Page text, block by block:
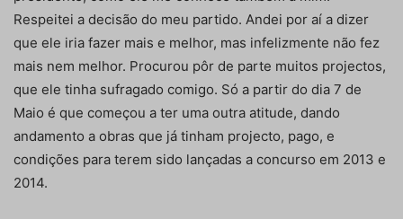
Respeitei a decisão do meu partido. Andei por aí a dizer
que ele iria fazer mais e melhor, mas infelizmente não fez
mais nem melhor. Procurou pôr de parte muitos projectos,
que ele tinha sufragado comigo. Só a partir do dia 7 de
Maio é que começou a ter uma outra atitude, dando
andamento a obras que já tinham projecto, pago, e
condições para terem sido lançadas a concurso em 2013 e
2014.